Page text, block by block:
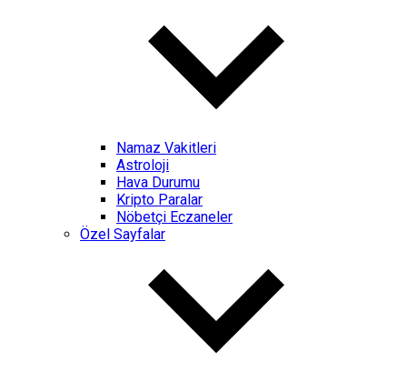
Namaz Vakitleri
Astroloji
Hava Durumu
Kripto Paralar
Nöbetçi Eczaneler
Özel Sayfalar